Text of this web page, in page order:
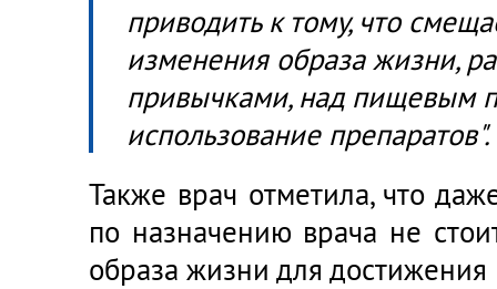
приводить к тому, что
изменения образа жизни,
привычками, над пищевым
использование препаратов".
Также врач отметила, что
по назначению врача не
образа жизни для достижения